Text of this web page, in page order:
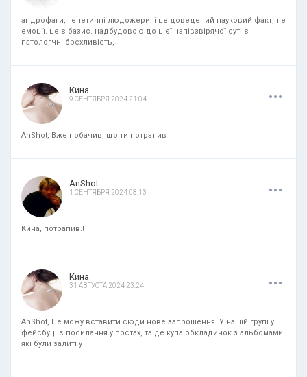
андрофаги, генетичні людожери. і це доведений науковий факт, не
емоції. це є базис. надбудовою до цієї напівзвірячої суті є
патологчні брехливість,
Кина
9 СЕНТЯБРЯ 2024 21:04 ...
AnShot, Вже побачив, що ти потрапив
AnShot
1 СЕНТЯБРЯ 2024 08:13 ...
Кина, потрапив.!
Кина
31 АВГУСТА 2024 23:24 ...
AnShot, Не можу вставити сюди нове запрошення. У нашій групі у
фейсбуці є посилання у постах, та де купа обкладинок з альбомами
які були залиті у